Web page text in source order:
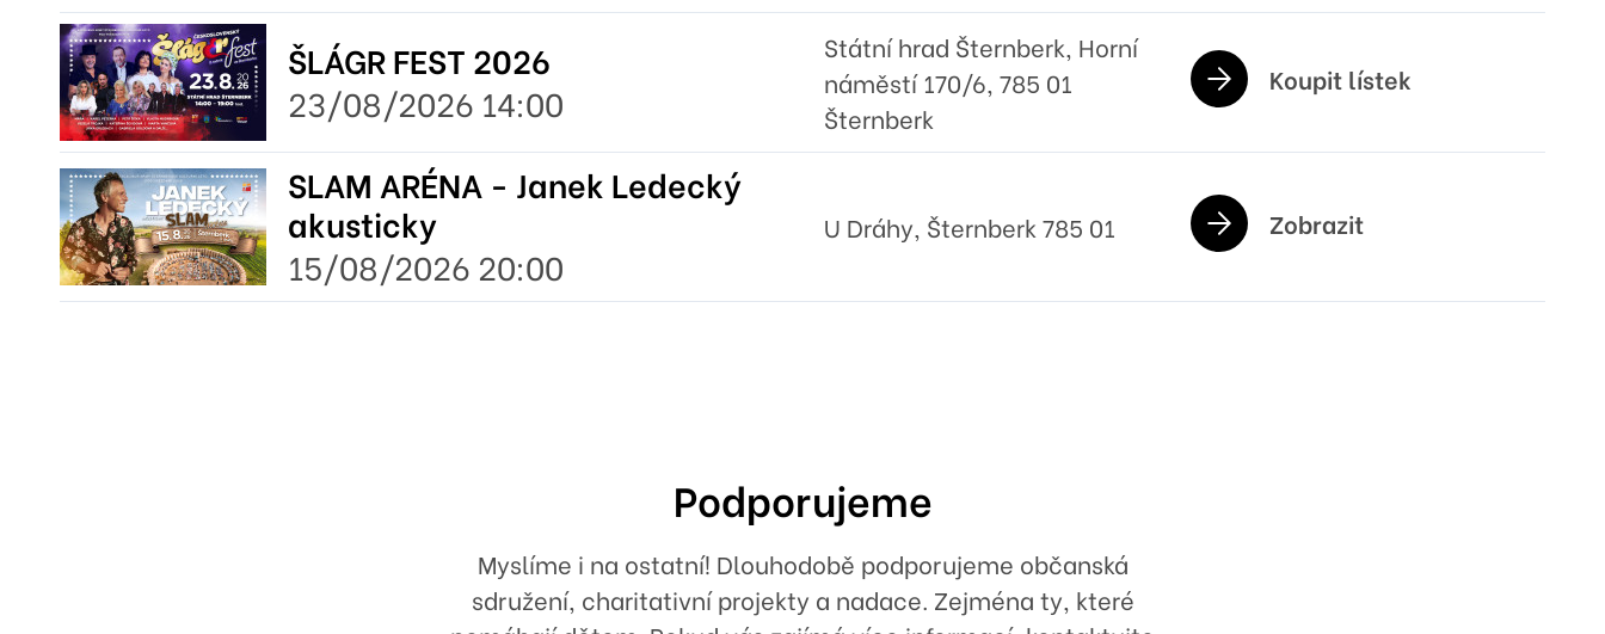
ŠLÁGR FEST 2026
23/08/2026 14:00
Státní hrad Šternberk, Horní
náměstí 170/6, 785 01
Šternberk
Koupit lístek
SLAM ARÉNA - Janek Ledecký
akusticky
15/08/2026 20:00
U Dráhy, Šternberk 785 01 Zobrazit
Podporujeme
Myslíme i na ostatní! Dlouhodobě podporujeme občanská
sdružení, charitativní projekty a nadace. Zejména ty, které